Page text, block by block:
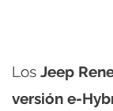
Los Jeep
versión e-